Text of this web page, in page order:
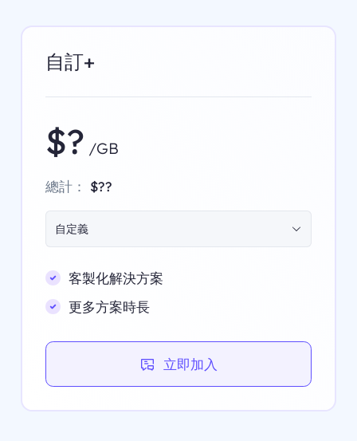
自訂+
$? /GB
總計： $??
自定義
客製化解決方案
更多方案時長
立即加入